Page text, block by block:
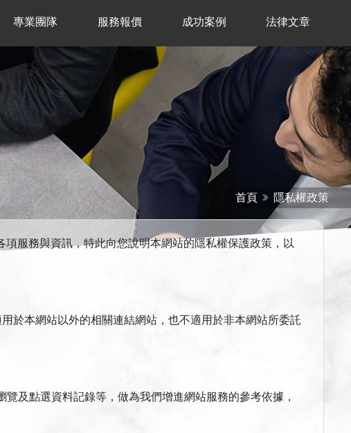
專業團隊 服務報價 成功案例 法律文章
首頁 隱私權政策
服務與資訊，特此向您說明本網站的隱私權保護政策，以
於本網站以外的相關連結網站，也不適用於非本網站所委託
及點選資料記錄等，做為我們增進網站服務的參考依據，